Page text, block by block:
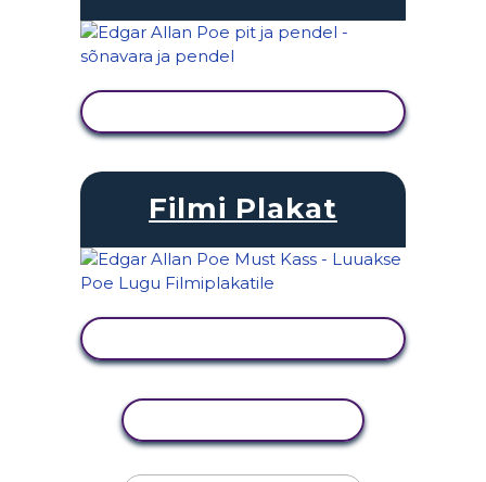
Filmi Plakat